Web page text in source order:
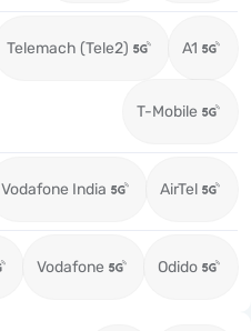
Telemach (Tele2) A1
T-Mobile
Vodafone India AirTel
Vodafone Odido